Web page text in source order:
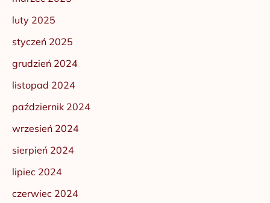
luty 2025
styczeń 2025
grudzień 2024
listopad 2024
październik 2024
wrzesień 2024
sierpień 2024
lipiec 2024
czerwiec 2024